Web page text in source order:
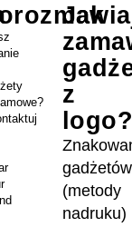
Jak
z
logo?
gadżetów
(metody
nadruku)